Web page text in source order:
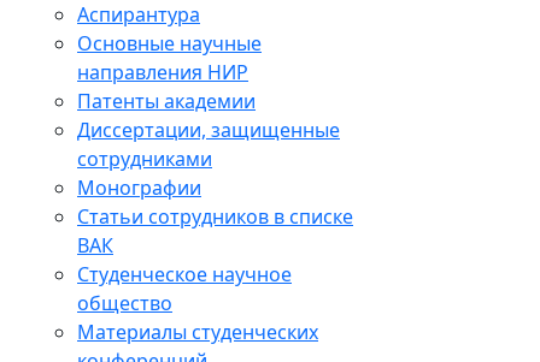
Аспирантура
Основные научные
направления НИР
Патенты академии
Диссертации, защищенные
сотрудниками
Монографии
Статьи сотрудников в списке
ВАК
Студенческое научное
общество
Материалы студенческих